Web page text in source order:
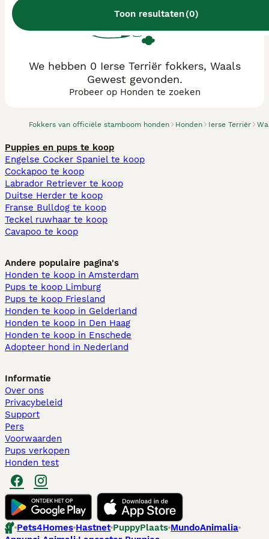
Toon resultaten(0)
Fokkers van officiële stamboom honden Honden Ierse Terriër
We hebben 0 Ierse Terriër fokkers, Waals
Gewest gevonden.
Probeer op Honden te zoeken
Puppies en pups te koop
Engelse Cocker Spaniel te koop
Cockapoo te koop
Labrador Retriever te koop
Duitse Herder te koop
Franse Bulldog te koop
Teckel ruwhaar te koop
Cavapoo te koop
Andere populaire pagina's
Honden te koop in Amsterdam
Pups te koop Limburg​
Pups te koop Friesland​
Honden te koop in Gelderland
Honden te koop in Den Haag
Honden te koop in Enschede
Adopteer hond in Nederland
Informatie
Over ons
Privacybeleid
Support
Pers
Voorwaarden
Pups verkopen
Honden test
Pets4Homes Hastnet PuppyPlaats MundoAnimalia